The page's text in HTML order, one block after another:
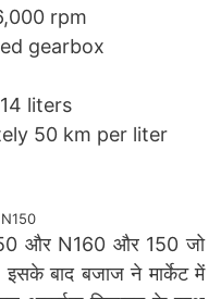
rpm
gearbox
14 liters
50 km per liter
और N160 और 150 जो
बाद बजाज ने मार्केट में